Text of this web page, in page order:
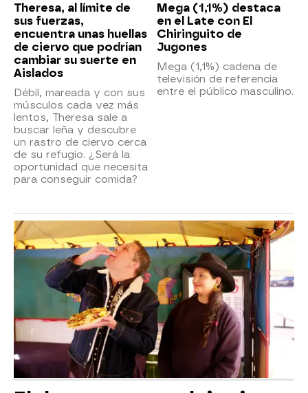
Theresa, al límite de
sus fuerzas,
encuentra unas huellas
de ciervo que podrían
cambiar su suerte en
Aislados
Débil, mareada y con sus
músculos cada vez más
lentos, Theresa sale a
buscar leña y descubre
un rastro de ciervo cerca
de su refugio. ¿Será la
oportunidad que necesita
para conseguir comida?
Mega (1,1%) destaca
en el Late con El
Chiringuito de
Jugones
Mega (1,1%) cadena de
televisión de referencia
entre el público masculino.